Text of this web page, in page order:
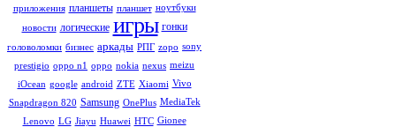
приложения планшеты планшет ноутбуки
новости логические игры гонки
головоломки бизнес аркады РПГ zopo sony
prestigio oppo n1 oppo nokia nexus meizu
iOcean google android ZTE Xiaomi Vivo
Snapdragon 820 Samsung OnePlus MediaTek
Lenovo LG Jiayu Huawei HTC Gionee